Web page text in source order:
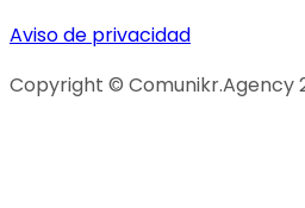
Aviso de privacidad
Copyright © Comunikr.Agency